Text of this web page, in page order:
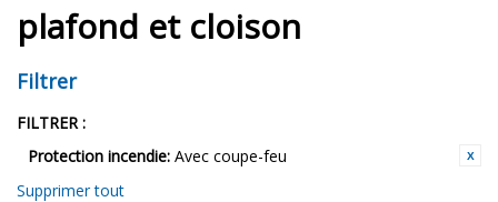
plafond et cloison
Filtrer
FILTRER :
Protection incendie: Avec coupe-feu
Supprimer tout